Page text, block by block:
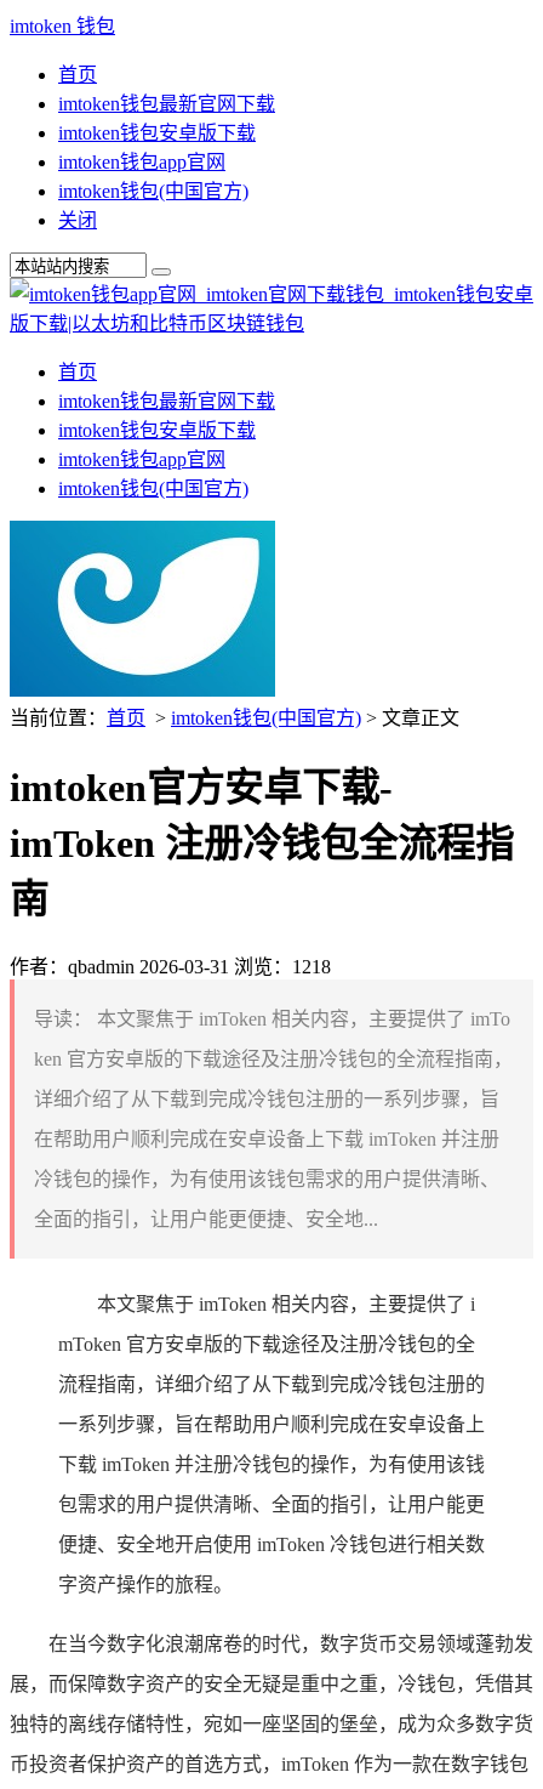
imtoken 钱包
首页
imtoken钱包最新官网下载
imtoken钱包安卓版下载
imtoken钱包app官网
imtoken钱包(中国官方)
关闭
首页
imtoken钱包最新官网下载
imtoken钱包安卓版下载
imtoken钱包app官网
imtoken钱包(中国官方)
当前位置： 首页 > imtoken钱包(中国官方) > 文章正文
imtoken官方安卓下载-
imToken 注册冷钱包全流程指
南
作者：qbadmin 2026-03-31 浏览：1218
导读：
本文聚焦于 imToken 相关内容，主要提供了 imTo
ken 官方安卓版的下载途径及注册冷钱包的全流程指南，
详细介绍了从下载到完成冷钱包注册的一系列步骤，旨
在帮助用户顺利完成在安卓设备上下载 imToken 并注册
冷钱包的操作，为有使用该钱包需求的用户提供清晰、
全面的指引，让用户能更便捷、安全地...
本文聚焦于 imToken 相关内容，主要提供了 i
mToken 官方安卓版的下载途径及注册冷钱包的全
流程指南，详细介绍了从下载到完成冷钱包注册的
一系列步骤，旨在帮助用户顺利完成在安卓设备上
下载 imToken 并注册冷钱包的操作，为有使用该钱
包需求的用户提供清晰、全面的指引，让用户能更
便捷、安全地开启使用 imToken 冷钱包进行相关数
字资产操作的旅程。
在当今数字化浪潮席卷的时代，数字货币交易领域蓬勃发
展，而保障数字资产的安全无疑是重中之重，冷钱包，凭借其
独特的离线存储特性，宛如一座坚固的堡垒，成为众多数字货
币投资者保护资产的首选方式，imToken 作为一款在数字钱包